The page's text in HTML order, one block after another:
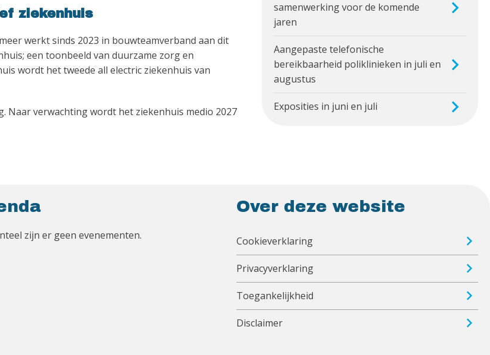
ziekenhuis
werkt sinds 2023 in bouwteamverband aan dit
een toonbeeld van duurzame zorg en
wordt het tweede all electric ziekenhuis van
Naar verwachting wordt het ziekenhuis medio 2027
samenwerking voor de komende
jaren
Aangepaste telefonische
bereikbaarheid poliklinieken in juli en
augustus
Exposities in juni en juli
zijn er geen evenementen.
Over deze website
Cookieverklaring
Privacyverklaring
Toegankelijkheid
Disclaimer